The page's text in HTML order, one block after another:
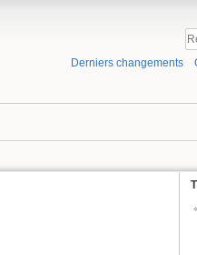
Derniers changements